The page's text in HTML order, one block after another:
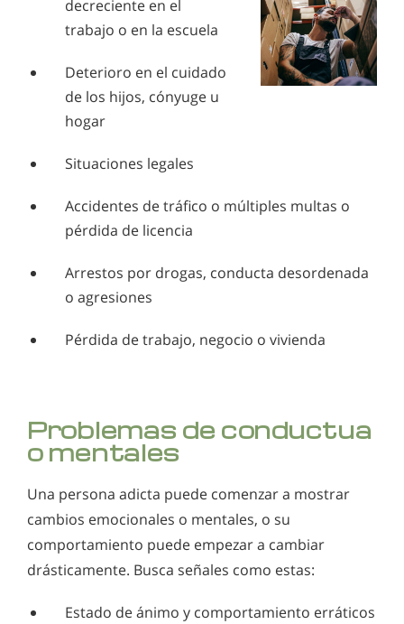
decreciente en el
trabajo o en la escuela
Deterioro en el cuidado
de los hijos, cónyuge u
hogar
Situaciones legales
Accidentes de tráfico o múltiples multas o
pérdida de licencia
Arrestos por drogas, conducta desordenada
o agresiones
Pérdida de trabajo, negocio o vivienda
Problemas de conductua
o mentales
Una persona adicta puede comenzar a mostrar
cambios emocionales o mentales, o su
comportamiento puede empezar a cambiar
drásticamente. Busca señales como estas:
Estado de ánimo y comportamiento erráticos